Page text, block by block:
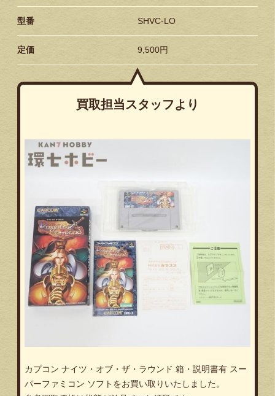
型番 SHVC-LO
定価 9,500円
買取担当スタッフより
カプコン ナイツ・オブ・ザ・ラウンド 箱・説明書有 スー
パーファミコン ソフトをお買い取りいたしました。